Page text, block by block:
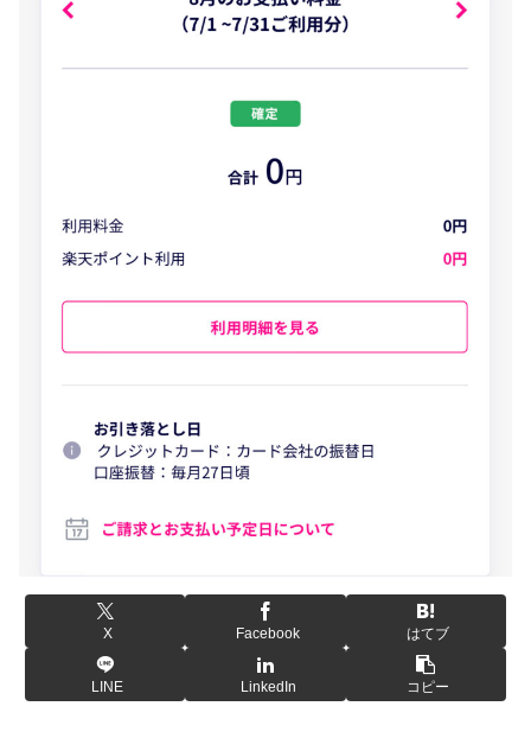
X Facebook はてブ
LINE LinkedIn コピー